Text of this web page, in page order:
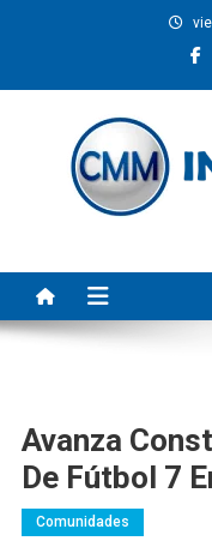
Avanza
De Fútbol 7
Comunidades